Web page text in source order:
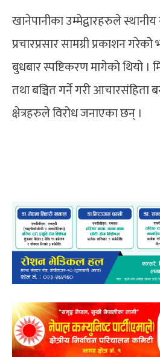
खानेपानीका उम्मेद्वारहरुले
प्रचारप्रसार सामग्री प्रकाशन
बुधबार स्पष्टिकरण मागेको थियो ।
तथा बञ्चित गर्ने गरी आचारसंहिता
क्षेत्रहरुले विरोध जनाएका छन् ।